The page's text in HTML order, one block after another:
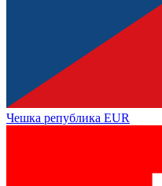
Чешка република EUR